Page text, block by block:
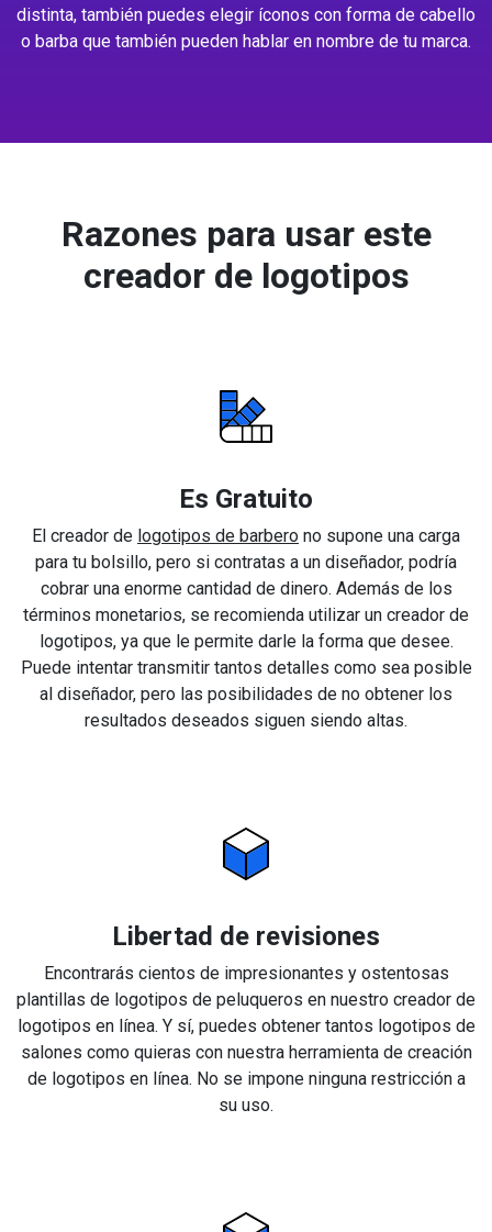
distinta, también puedes elegir íconos con forma de cabello
o barba que también pueden hablar en nombre de tu marca.
Razones para usar este
creador de logotipos
Es Gratuito
El creador de logotipos de barbero no supone una carga
para tu bolsillo, pero si contratas a un diseñador, podría
cobrar una enorme cantidad de dinero. Además de los
términos monetarios, se recomienda utilizar un creador de
logotipos, ya que le permite darle la forma que desee.
Puede intentar transmitir tantos detalles como sea posible
al diseñador, pero las posibilidades de no obtener los
resultados deseados siguen siendo altas.
Libertad de revisiones
Encontrarás cientos de impresionantes y ostentosas
plantillas de logotipos de peluqueros en nuestro creador de
logotipos en línea. Y sí, puedes obtener tantos logotipos de
salones como quieras con nuestra herramienta de creación
de logotipos en línea. No se impone ninguna restricción a
su uso.